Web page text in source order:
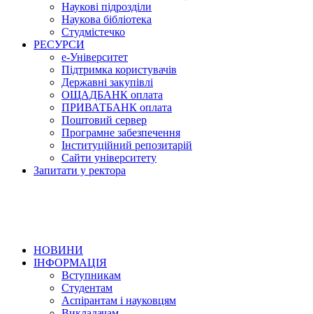
Наукові підрозділи
Наукова бібліотека
Студмістечко
РЕСУРСИ
е-Університет
Підтримка користувачів
Державні закупівлі
ОЩАДБАНК оплата
ПРИВАТБАНК оплата
Поштовий сервер
Програмне забезпечення
Інституційний репозитарій
Сайти університету
Запитати у ректора
НОВИНИ
ІНФОРМАЦІЯ
Вступникам
Студентам
Аспірантам і науковцям